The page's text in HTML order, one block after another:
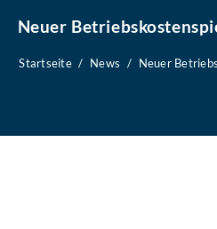
Neuer
Startseite News Neuer